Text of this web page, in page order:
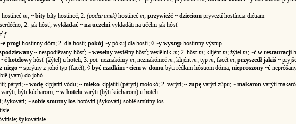
hostíneć m; ~ bity bíty hostíneć; 2. (podarunek) hostíneć m; przywieźć ~ dzieciom pryveztí hostíncia diétiam
2. jak hôsť; wykładać ~ na uczelni vykładáti na učélni jak hôsť
f
~e progi hostínny dôm; 2. dla hostí; pokój ~y pókuj dla hostí; ◊ ~y występ hostínny výstup
~ nespodiêvany hôsť; ~ weselny vesiêlny hôsť; vesiêlnik m; 2. hôst m; klijént m; žýtel m; ~ć w restauracji
~ć hotelowy hôsť (žýtel) u hoteli; 3. pot. neznakómy m; neznakómeć m; klijént m; typ m; facét m; przyszedł jakiś ~
niego ~ sprýtny z johó typ (facét); ◊ być rzadkim ~ciem w domu býti rêdkim hôstiom dóma; nieproszony ~ć
(vam) do johó
páryti; ~ wodę kipjatíti vódu; ~ mleko kipjatíti (páryti) mołokó; 2. varýti; ~ zupę varýti zúpu; ~ makaron varýti
býti kúcharom; ~ w hotelu varýti (býti kúcharom) u hotéli
šykováti; ~ sobie smutny los hotóviti (šykováti) sobiê smútny los
šykovátisie